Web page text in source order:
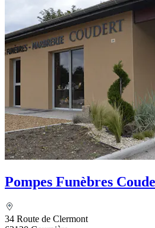
Pompes Funèbres
34 Route de Clermont